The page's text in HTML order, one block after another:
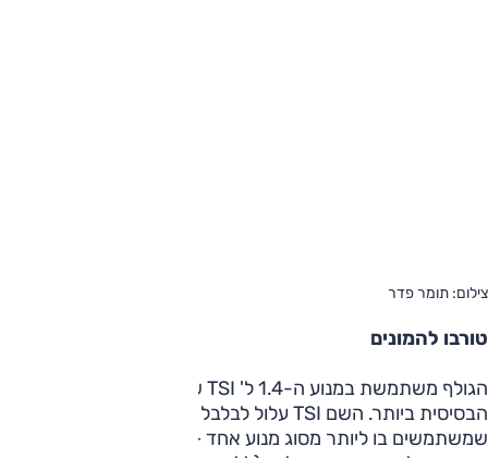
צילום: תומר פדר
טורבו להמונים
הגולף משתמשת במנוע ה-1.4 ל' TSI של הקונצרן, בגרסתו
הבסיסית ביותר. השם TSI עלול לבלבל את הלקוח מכיוון
שמשתמשים בו ליותר מסוג מנוע אחד – ובמקרה שלנו מדובר